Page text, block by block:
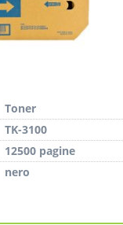
Toner
TK-3100
12500 pagine
nero